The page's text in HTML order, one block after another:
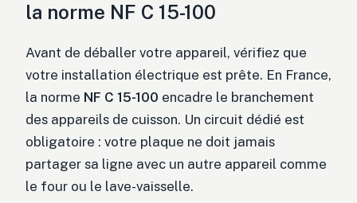
la norme NF C 15-100
Avant de déballer votre appareil, vérifiez que
votre installation électrique est prête. En France,
la norme NF C 15-100 encadre le branchement
des appareils de cuisson. Un circuit dédié est
obligatoire : votre plaque ne doit jamais
partager sa ligne avec un autre appareil comme
le four ou le lave-vaisselle.